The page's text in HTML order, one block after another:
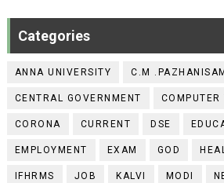
Categories
ANNA UNIVERSITY C.M
CENTRAL GOVERNMENT COMPUTER
CORONA CURRENT DSE
EMPLOYMENT EXAM GOD
IFHRMS JOB KALVI MODI